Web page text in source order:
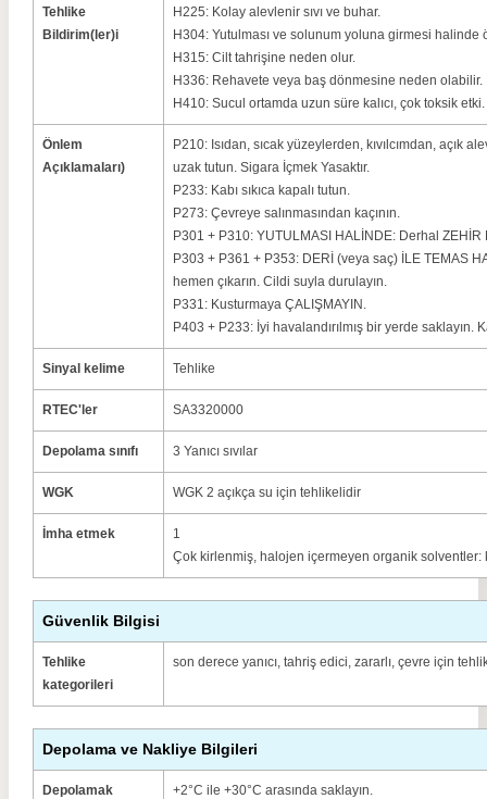
Tehlike
Bildirim(ler)i
H225: Kolay alevlenir sıvı ve buhar.
H304: Yutulması ve solunum yoluna girmesi halinde
H315: Cilt tahrişine neden olur.
H336: Rehavete veya baş dönmesine neden olabilir.
H410: Sucul ortamda uzun süre kalıcı, çok toksik etki.
Önlem
Açıklamaları)
P210: Isıdan, sıcak yüzeylerden, kıvılcımdan, açık
uzak tutun. Sigara İçmek Yasaktır.
P233: Kabı sıkıca kapalı tutun.
P273: Çevreye salınmasından kaçının.
P301 + P310: YUTULMASI HALİNDE: Derhal ZEHİR
P303 + P361 + P353: DERİ (veya saç) İLE TEMAS
hemen çıkarın. Cildi suyla durulayın.
P331: Kusturmaya ÇALIŞMAYIN.
P403 + P233: İyi havalandırılmış bir yerde saklayın.
Sinyal kelime Tehlike
RTEC'ler SA3320000
Depolama sınıfı 3 Yanıcı sıvılar
WGK WGK 2 açıkça su için tehlikelidir
İmha etmek
1
Çok kirlenmiş, halojen içermeyen organik solventler:
Güvenlik Bilgisi
Tehlike
kategorileri
son derece yanıcı, tahriş edici, zararlı, çevre için
Depolama ve Nakliye Bilgileri
Depolamak +2°C ile +30°C arasında saklayın.